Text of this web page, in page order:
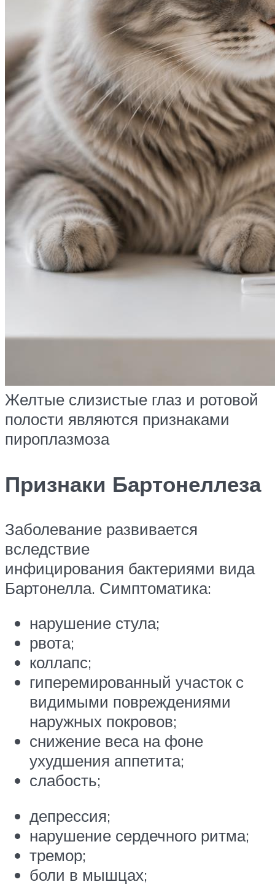
Желтые слизистые глаз и ротовой
полости являются признаками
пироплазмоза
Признаки Бартонеллеза
Заболевание развивается
вследствие
инфицирования бактериями вида
Бартонелла. Симптоматика:
нарушение стула;
рвота;
коллапс;
гиперемированный участок с
видимыми повреждениями
наружных покровов;
снижение веса на фоне
ухудшения аппетита;
слабость;
депрессия;
нарушение сердечного ритма;
тремор;
боли в мышцах;